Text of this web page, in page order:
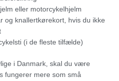
eller motorcykelhjelm
og knallertkørekort, hvis du ikke
(i de fleste tilfælde)
i Danmark, skal du være
fungerer mere som små